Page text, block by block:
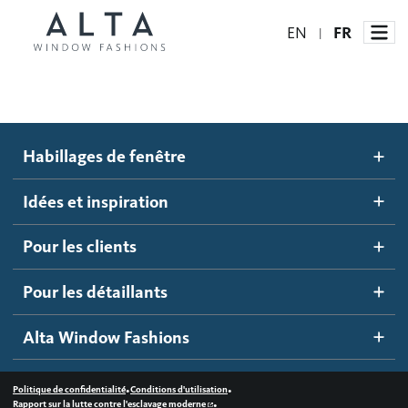
EN | FR
Stores automatisés
Stores alvéolés
Stores à enrouleur
Stores à bandes
Stores translucides
Stores en bois
Idées et inspiration
Blogue
Galerie d'inspiration
Comment ça marche
Devenir un détaillant
Accès détaillant
Contactez-nous
Habillages de fenêtre
Idées et inspiration
Pour les clients
Pour les détaillants
Alta Window Fashions
Politique de confidentialité•Conditions d'utilisation•
Rapport sur la lutte contre l'esclavage moderne •